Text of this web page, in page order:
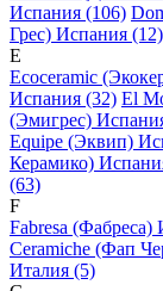
Испания (106)
Грес) Испания (12)
E
Ecoceramic
Испания (32) El
(Эмигрес)
Equipe (Эквип)
Керамико)
(63)
F
Fabresa (Фабреса)
Ceramiche (Фап
Италия (5)